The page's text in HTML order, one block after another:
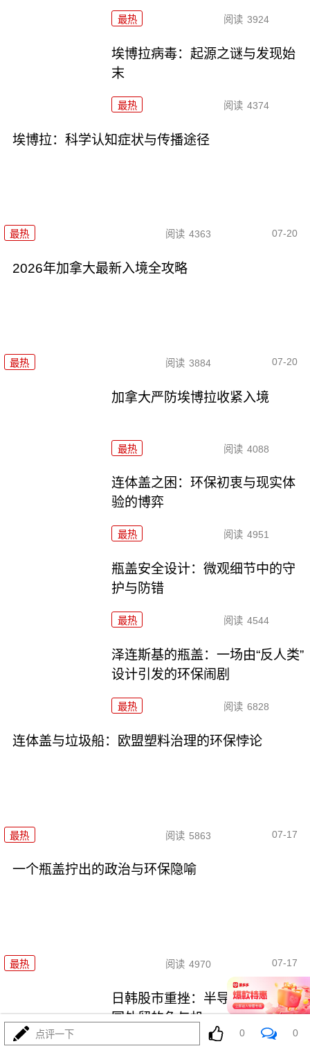
最热 阅读 3924
埃博拉病毒：起源之谜与发现始
末
最热 阅读 4374
埃博拉：科学认知症状与传播途径
最热 阅读 4363 07-20
2026年加拿大最新入境全攻略
最热 阅读 3884 07-20
加拿大严防埃博拉收紧入境
最热 阅读 4088
连体盖之困：环保初衷与现实体
验的博弈
最热 阅读 4951
瓶盖安全设计：微观细节中的守
护与防错
最热 阅读 4544
泽连斯基的瓶盖：一场由“反人类”
设计引发的环保闹剧
最热 阅读 6828
连体盖与垃圾船：欧盟塑料治理的环保悖论
最热 阅读 5863 07-17
一个瓶盖拧出的政治与环保隐喻
最热 阅读 4970 07-17
日韩股市重挫：半导体失速与中
国外贸的危与机
点评一下 0 0